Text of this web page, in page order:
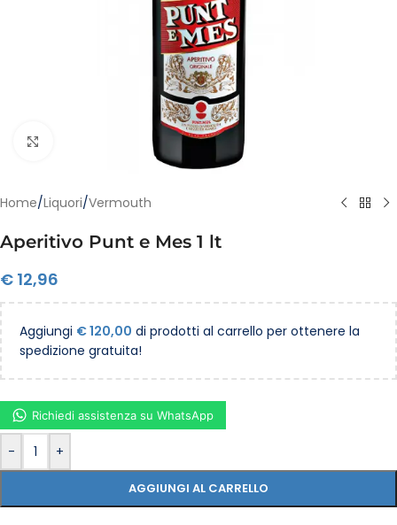
Clicca per ingrandire
Home/Liquori/Vermouth
Aperitivo Punt e Mes 1 lt
€ 12,96
Aggiungi €120,00 di prodotti al carrello per ottenere la
spedizione gratuita!
- +
AGGIUNGI AL CARRELLO
Richiedi assistenza su WhatsApp